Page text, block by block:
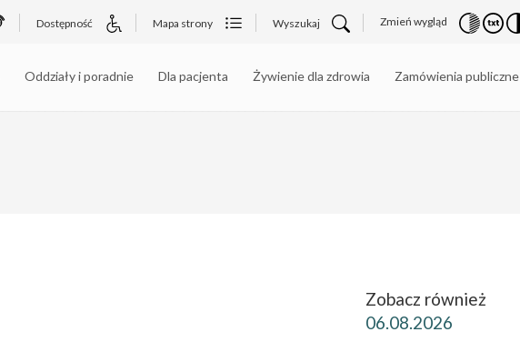
Dostępność Mapa strony Wyszukaj Zmień wygląd
Oddziały i poradnie Dla pacjenta Żywienie dla zdrowia Zamówienia publiczne
Zobacz również
06.08.2026